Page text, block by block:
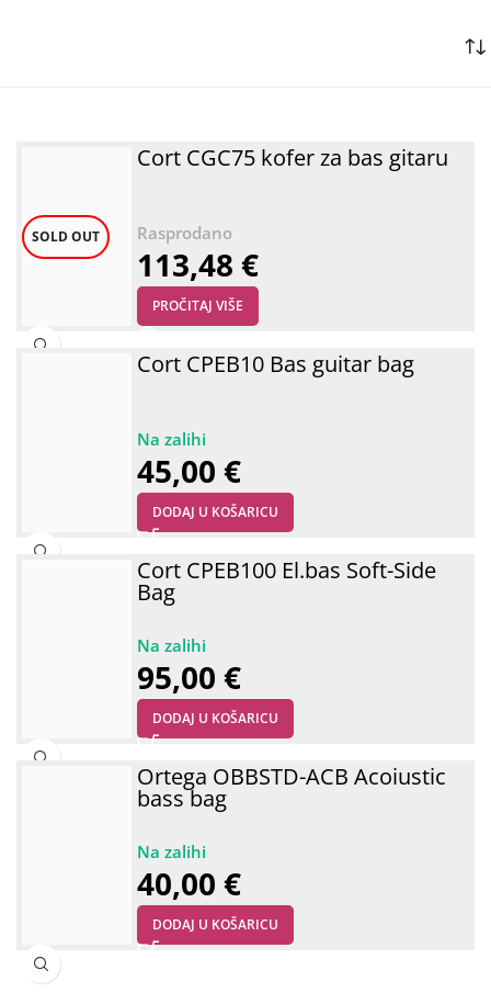
SOLD OUT
Cort CGC75 kofer za bas gitaru
113,48 €
PROČITAJ VIŠE
Cort CPEB10 Bas guitar bag
45,00 €
DODAJ U KOŠARICU
Cort CPEB100 El.bas Soft-Side
Bag
95,00 €
DODAJ U KOŠARICU
Ortega OBBSTD-ACB Acoiustic
bass bag
40,00 €
DODAJ U KOŠARICU